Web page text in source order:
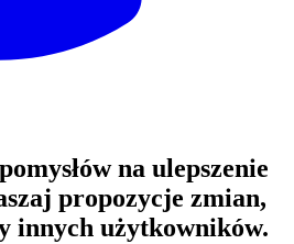
na ulepszenie
propozycje zmian,
innych użytkowników.